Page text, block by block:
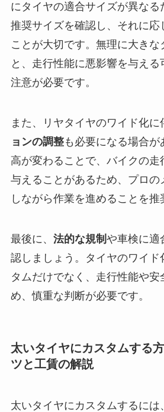
にタイヤの適合サイズが異なる
推奨サイズを確認し、それに応
ことが大切です。無理に大きな
と、走行性能に悪影響を与え
注意が必要です。
また、リヤタイヤのワイド化に
ョンの調整も必要になる場合が
高が変わることで、バイクの走
与えることがあるため、プロの
しながら作業を進めることを推
最後に、 法的な規制 や車検に適
認しましょう。タイヤのワイド
タムだけでなく、走行性能や安
め、慎重な判断が必要です。
太いタイヤにカスタムする
ツと工賃の解説
太いタイヤにカスタムするには